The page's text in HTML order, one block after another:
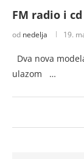
FM radio i
od nedelja 19.
Dva nova
ulazom …